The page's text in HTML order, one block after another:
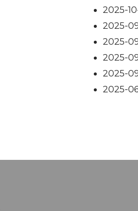
2025-
2025-
2025-
2025-
2025-
2025-